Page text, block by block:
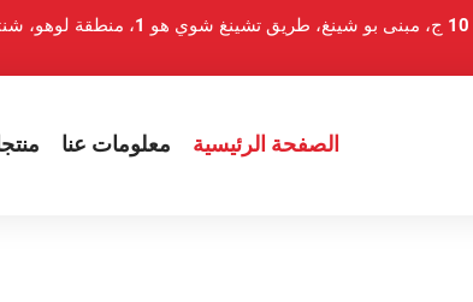
الصفحة الرئيسية معلومات عنا